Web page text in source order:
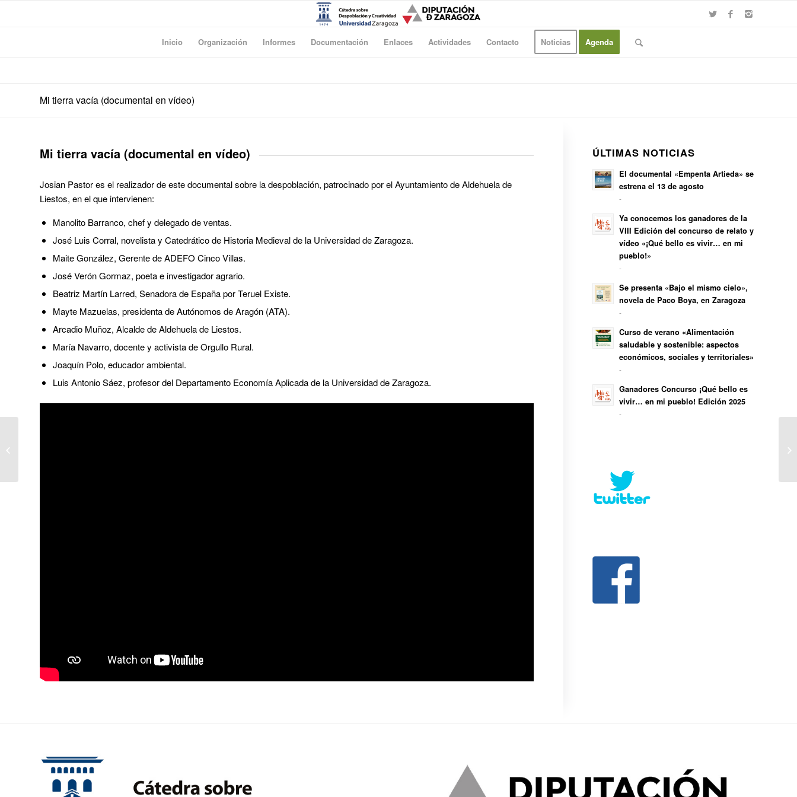
Inicio Organización Informes Documentación Enlaces Actividades Contacto Noticias Agenda
Mi tierra vacía (documental en vídeo)
Mi tierra vacía (documental en vídeo)
Josian Pastor es el realizador de este documental sobre la despoblación, patrocinado por el Ayuntamiento de Aldehuela de
Liestos, en el que intervienen:
Manolito Barranco, chef y delegado de ventas.
José Luis Corral, novelista y Catedrático de Historia Medieval de la Universidad de Zaragoza.
Maite González, Gerente de ADEFO Cinco Villas.
José Verón Gormaz, poeta e investigador agrario.
Beatriz Martín Larred, Senadora de España por Teruel Existe.
Mayte Mazuelas, presidenta de Autónomos de Aragón (ATA).
Arcadio Muñoz, Alcalde de Aldehuela de Liestos.
María Navarro, docente y activista de Orgullo Rural.
Joaquín Polo, educador ambiental.
Luis Antonio Sáez, profesor del Departamento Economía Aplicada de la Universidad de Zaragoza.
ÚLTIMAS NOTICIAS
El documental «Empenta Artieda» se
estrena el 13 de agosto
-
Ya conocemos los ganadores de la
VIII Edición del concurso de relato y
vídeo «¡Qué bello es vivir… en mi
pueblo!»
-
Se presenta «Bajo el mismo cielo»,
novela de Paco Boya, en Zaragoza
-
Curso de verano «Alimentación
saludable y sostenible: aspectos
económicos, sociales y territoriales»
-
Ganadores Concurso ¡Qué bello es
vivir… en mi pueblo! Edición 2025
-